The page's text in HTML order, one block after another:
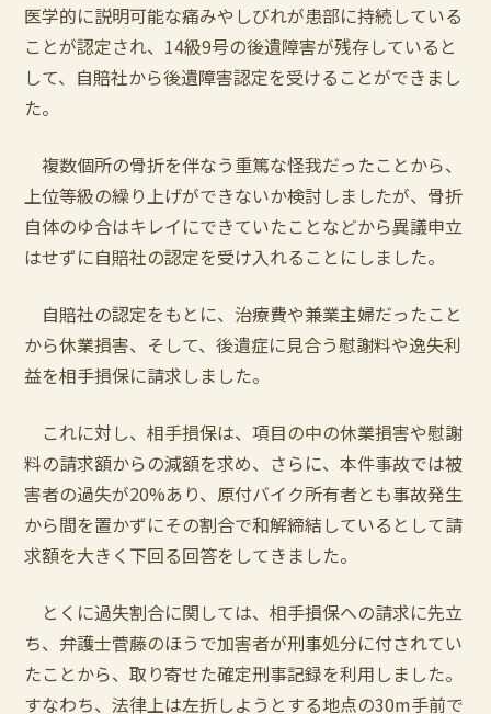
医学的に説明可能な痛みやしびれが患部に持続している
ことが認定され、14級9号の後遺障害が残存していると
して、自賠社から後遺障害認定を受けることができまし
た。
複数個所の骨折を伴なう重篤な怪我だったことから、
上位等級の繰り上げができないか検討しましたが、骨折
自体のゆ合はキレイにできていたことなどから異議申立
はせずに自賠社の認定を受け入れることにしました。
自賠社の認定をもとに、治療費や兼業主婦だったこと
から休業損害、そして、後遺症に見合う慰謝料や逸失利
益を相手損保に請求しました。
これに対し、相手損保は、項目の中の休業損害や慰謝
料の請求額からの減額を求め、さらに、本件事故では被
害者の過失が20%あり、原付バイク所有者とも事故発生
から間を置かずにその割合で和解締結しているとして請
求額を大きく下回る回答をしてきました。
とくに過失割合に関しては、相手損保への請求に先立
ち、弁護士菅藤のほうで加害者が刑事処分に付されてい
たことから、取り寄せた確定刑事記録を利用しました。
すなわち、法律上は左折しようとする地点の30m手前で